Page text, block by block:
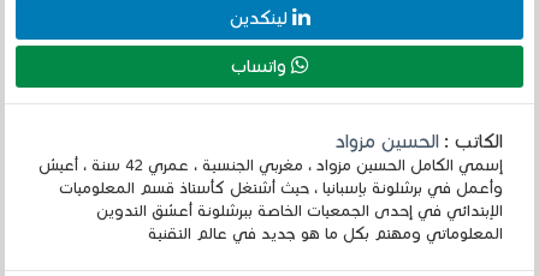
لينكدين
واتساب
الكاتب :الحسين مزواد
إسمي الكامل الحسين مزواد ، مغربي الجنسية ، عمري 42 سنة ، أعيش
وأعمل في برشلونة بإسبانيا ، حيث أشتغل كأستاذ قسم المعلوميات
الإبتدائي في إحدى الجمعيات الخاصة ببرشلونة أعشق التدوين
المعلوماتي ومهتم بكل ما هو جديد في عالم التقنية